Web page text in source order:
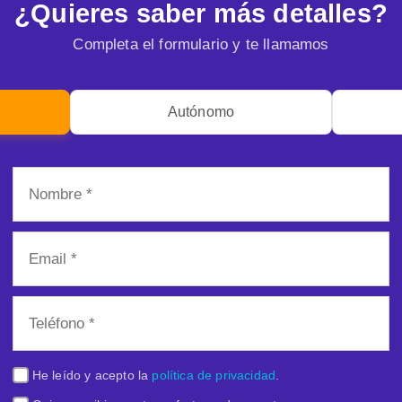
¿Quieres saber más detalles?
Completa el formulario y te llamamos
Autónomo
He leído y acepto la política de privacidad